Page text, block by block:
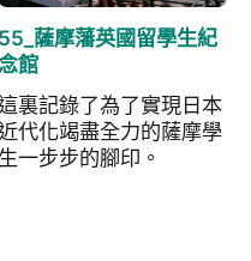
55_薩摩藩英國留學生紀
館
裏記錄了為了實現日本
代化竭盡全力的薩摩學
生一步步的腳印。